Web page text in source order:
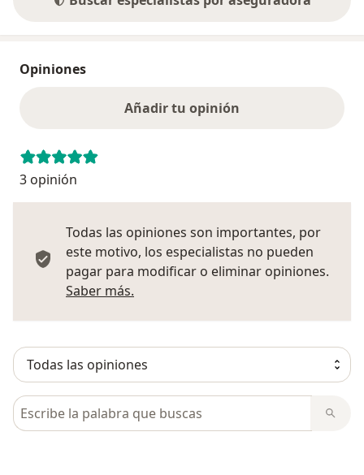
Opiniones
Añadir tu opinión
3 opinión
Todas las opiniones son importantes, por
este motivo, los especialistas no pueden
pagar para modificar o eliminar opiniones.
Saber más.
Busca en opiniones